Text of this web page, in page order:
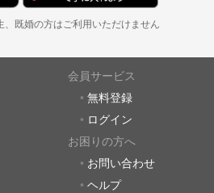
、既婚の方はご利用いただけません
会員サービス
無料登録
ログイン
お困りの方へ
お問い合わせ
ヘルプ